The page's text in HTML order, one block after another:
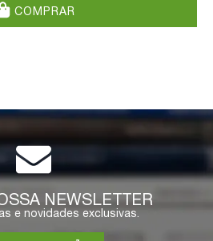
COMPRAR
NEWSLETTER
e novidades exclusivas.